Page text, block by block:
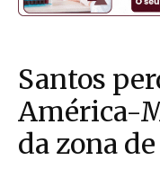
Santos
América-
da zona